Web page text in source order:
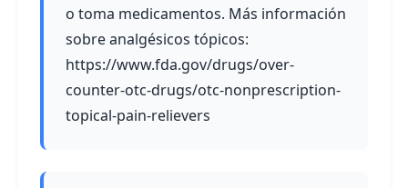
o toma medicamentos. Más información
sobre analgésicos tópicos:
https://www.fda.gov/drugs/over-
counter-otc-drugs/otc-nonprescription-
topical-pain-relievers